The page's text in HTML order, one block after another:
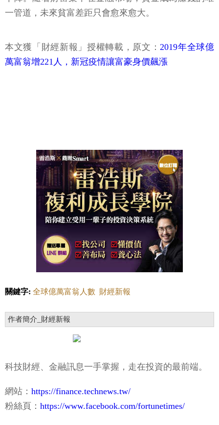
一管道，未來貧富差距只會愈來愈大。
本文獲「財經新報」授權轉載，原文：2019年全球億
萬富翁增221人，新冠疫情讓富豪身價飆漲
關鍵字: 全球億萬富翁人數 財經新報
作者簡介_財經新報
科技財經、金融訊息一手掌握，走在投資的最前端。
網站： https://finance.technews.tw/
粉絲頁： https://www.facebook.com/fortunetimes/